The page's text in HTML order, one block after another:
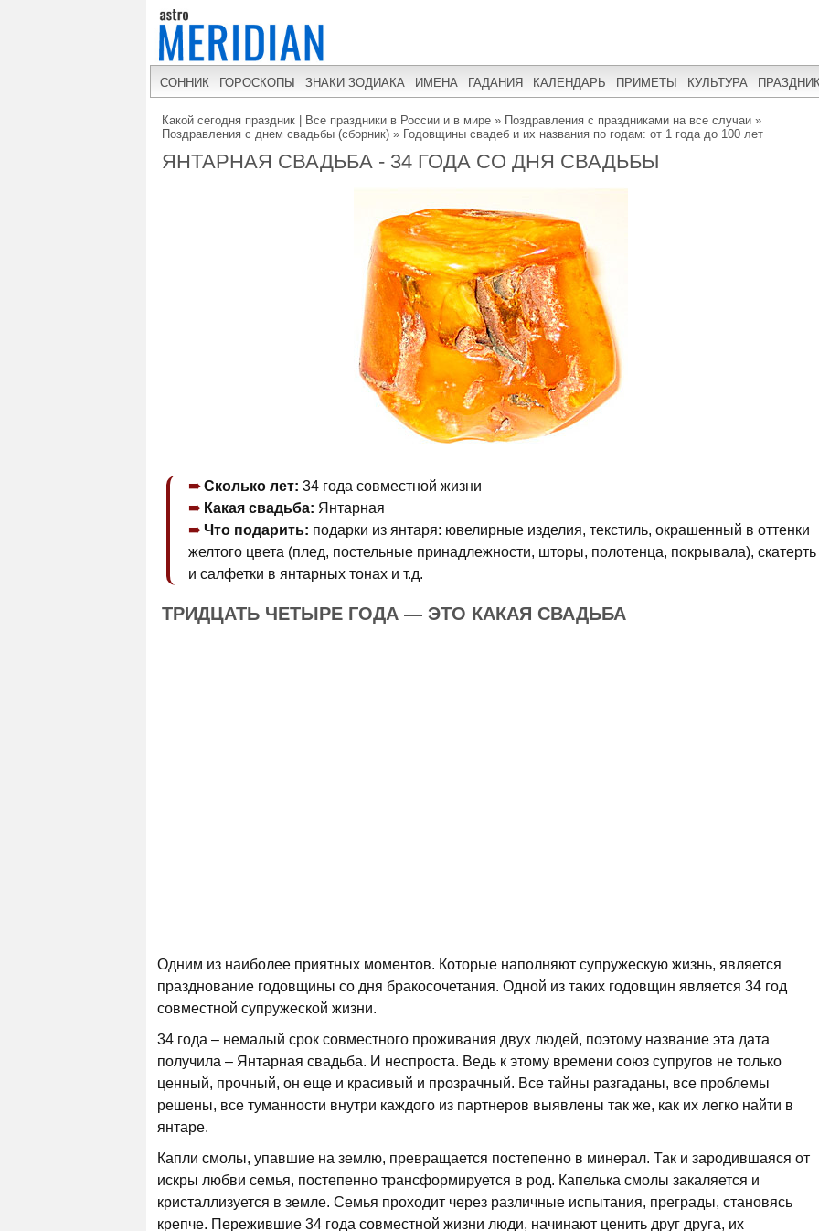
СОННИК ГОРОСКОПЫ ЗНАКИ ЗОДИАКА ИМЕНА ГАДАНИЯ КАЛЕНДАРЬ ПРИМЕТЫ КУЛЬТУРА
Какой сегодня праздник | Все праздники в России и в мире » Поздравления с праздниками на все случаи »
Поздравления с днем свадьбы (сборник) » Годовщины свадеб и их названия по годам: от 1 года до 100 лет
ЯНТАРНАЯ СВАДЬБА - 34 ГОДА СО ДНЯ СВАДЬБЫ
Сколько лет: 34 года совместной жизни
Какая свадьба: Янтарная
Что подарить: подарки из янтаря: ювелирные изделия, текстиль, окрашенный в оттенки
желтого цвета (плед, постельные принадлежности, шторы, полотенца, покрывала), скатерть
и салфетки в янтарных тонах и т.д.
ТРИДЦАТЬ ЧЕТЫРЕ ГОДА — ЭТО КАКАЯ СВАДЬБА
Одним из наиболее приятных моментов. Которые наполняют супружескую жизнь, является
празднование годовщины со дня бракосочетания. Одной из таких годовщин является 34 год
совместной супружеской жизни.
34 года – немалый срок совместного проживания двух людей, поэтому название эта дата
получила – Янтарная свадьба. И неспроста. Ведь к этому времени союз супругов не только
ценный, прочный, он еще и красивый и прозрачный. Все тайны разгаданы, все проблемы
решены, все туманности внутри каждого из партнеров выявлены так же, как их легко найти в
янтаре.
Капли смолы, упавшие на землю, превращается постепенно в минерал. Так и зародившаяся от
искры любви семья, постепенно трансформируется в род. Капелька смолы закаляется и
кристаллизуется в земле. Семья проходит через различные испытания, преграды, становясь
крепче. Пережившие 34 года совместной жизни люди, начинают ценить друг друга, их